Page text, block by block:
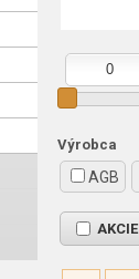
Výrobca
AGB
AKCIE